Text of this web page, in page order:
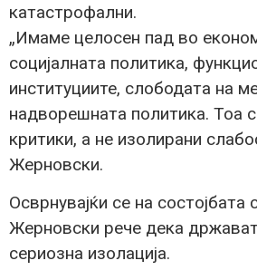
катастрофални.
„Имаме целосен пад во
социјалната политика,
институциите, слободата на
надворешната политика. Тоа
критики, а не изолирани
Жерновски.
Осврнувајќи се на состојбата
Жерновски рече дека
сериозна изолација.